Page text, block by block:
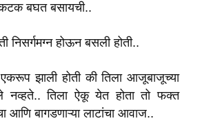
बघत बसायची..
निसर्गमग्न होऊन बसली होती..
एकरूप झाली होती की तिला आजूबाजूच्या
नव्हते.. तिला ऐकू येत होता तो फक्त
आणि बागडणाऱ्या लाटांचा आवाज..